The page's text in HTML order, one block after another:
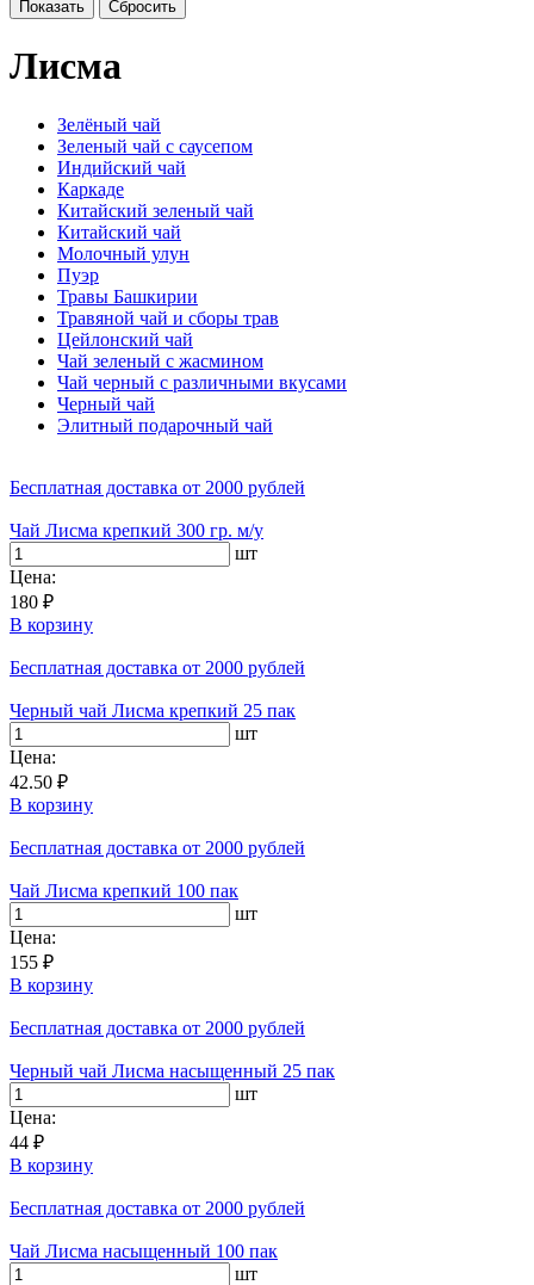
Лисма
Зелёный чай
Зеленый чай с саусепом
Индийский чай
Каркаде
Китайский зеленый чай
Китайский чай
Молочный улун
Пуэр
Травы Башкирии
Травяной чай и сборы трав
Цейлонский чай
Чай зеленый с жасмином
Чай черный с различными вкусами
Черный чай
Элитный подарочный чай
Бесплатная доставка от 2000 рублей
Чай Лисма крепкий 300 гр. м/у
шт
Цена:
180 ₽
В корзину
Бесплатная доставка от 2000 рублей
Черный чай Лисма крепкий 25 пак
шт
Цена:
42.50 ₽
В корзину
Бесплатная доставка от 2000 рублей
Чай Лисма крепкий 100 пак
шт
Цена:
155 ₽
В корзину
Бесплатная доставка от 2000 рублей
Черный чай Лисма насыщенный 25 пак
шт
Цена:
44 ₽
В корзину
Бесплатная доставка от 2000 рублей
Чай Лисма насыщенный 100 пак
шт